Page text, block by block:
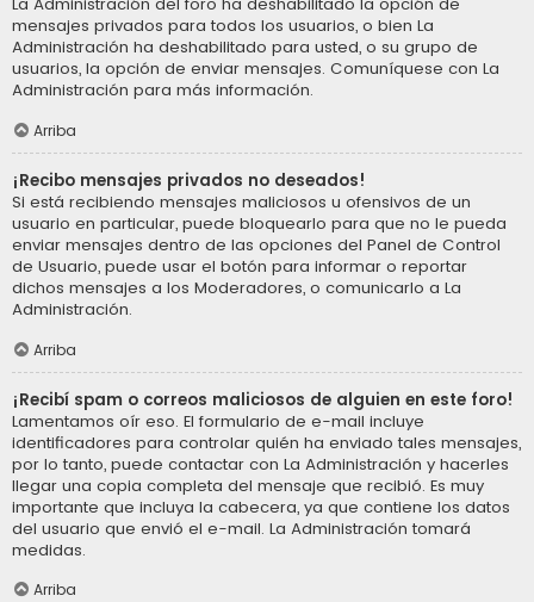
mensajes privados para todos los usuarios, o bien La
Administración ha deshabilitado para usted, o su grupo de
usuarios, la opción de enviar mensajes. Comuníquese con La
Administración para más información.
Arriba
¡Recibo mensajes privados no deseados!
Si está recibiendo mensajes maliciosos u ofensivos de un
usuario en particular, puede bloquearlo para que no le pueda
enviar mensajes dentro de las opciones del Panel de Control
de Usuario, puede usar el botón para informar o reportar
dichos mensajes a los Moderadores, o comunicarlo a La
Administración.
Arriba
¡Recibí spam o correos maliciosos de alguien en este foro!
Lamentamos oír eso. El formulario de e-mail incluye
identificadores para controlar quién ha enviado tales mensajes,
por lo tanto, puede contactar con La Administración y hacerles
llegar una copia completa del mensaje que recibió. Es muy
importante que incluya la cabecera, ya que contiene los datos
del usuario que envió el e-mail. La Administración tomará
medidas.
Arriba